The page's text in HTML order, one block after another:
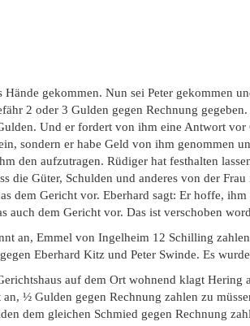
Hände gekommen. Nun sei Peter gekommen
2 oder 3 Gulden gegen Rechnung
Und er fordert von ihm eine Antwort
sondern er habe Geld von ihm genommen
den aufzutragen. Rüdiger hat festhalten
die Güter, Schulden und anderes von der
dem Gericht vor. Eberhard sagt: Er hoffe,
auch dem Gericht vor. Das ist verschoben
an, Emmel von Ingelheim 12 Schilling
Eberhard Kitz und Peter Swinde. Es
auf dem Ort wohnend klagt
½ Gulden gegen Rechnung zahlen zu
dem gleichen Schmied gegen Rechnung